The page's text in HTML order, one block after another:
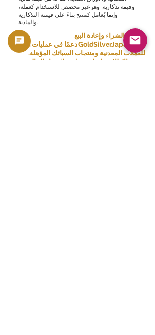
وقيمة تذكارية. وهو غير مخصص للاستخدام كعملة،
وإنما يُعامل كمنتج بناءً على قيمته التذكارية
🟢 دعم الشراء وإعادة البيع
تقدم GoldSilverJapan دعمًا في عمليات الشراء
للعملات المعدنية ومنتجات السبائك المؤهلة.
يرجى الاطلاع هنا على سياسة الشراء الحالية